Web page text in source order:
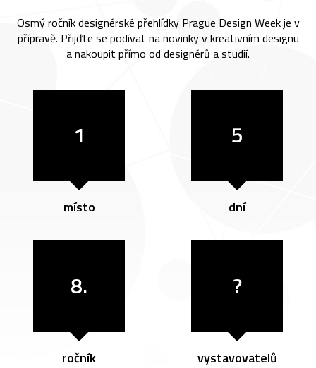
Osmý ročník designérské přehlídky Prague Design Week je v
přípravě. Přijďte se podívat na novinky v kreativním designu
a nakoupit přímo od designérů a studií.
1
místo
5
dní
8.
ročník
?
vystavovatelů